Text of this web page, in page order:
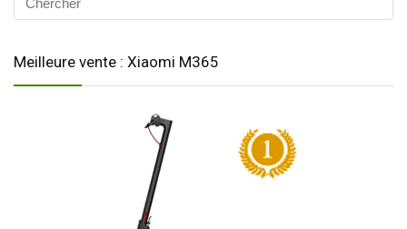
Meilleure vente : Xiaomi M365